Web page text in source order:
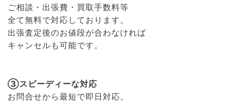
ご相談・出張費・買取手数料等
全て無料で対応しております。
出張査定後のお値段が合わなければ
キャンセルも可能です。
③スピーディーな対応
お問合せから最短で即日対応。